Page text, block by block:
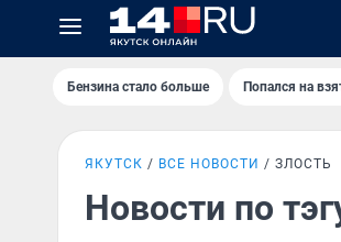
Бензина стало больше Попался на
ЯКУТСК ВСЕ НОВОСТИ ЗЛОСТЬ
Новости по